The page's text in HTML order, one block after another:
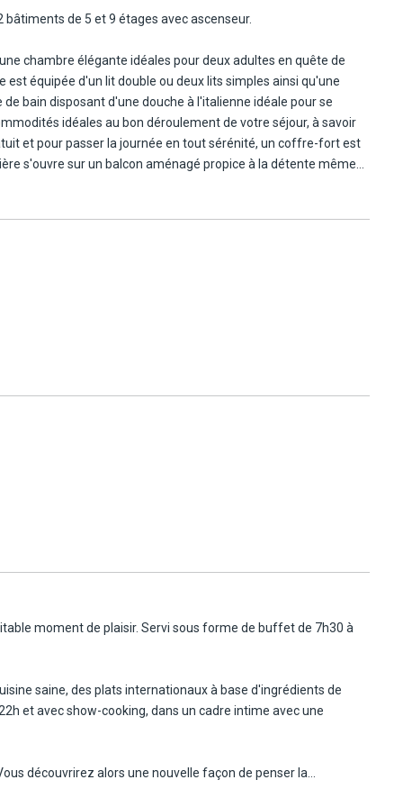
de 5 et 9 étages avec ascenseur.
chambre élégante idéales pour deux adultes en quête de
équipée d'un lit double ou deux lits simples ainsi qu'une
bain disposant d'une douche à l'italienne idéale pour se
idéales au bon déroulement de votre séjour, à savoir
et pour passer la journée en tout sérénité, un coffre-fort est
s'ouvre sur un balcon aménagé propice à la détente même
moment de plaisir. Servi sous forme de buffet de 7h30 à
saine, des plats internationaux à base d'ingrédients de
et avec show-cooking, dans un cadre intime avec une
découvrirez alors une nouvelle façon de penser la
possédant une étoile Michelin. Passez un merveilleux dîner